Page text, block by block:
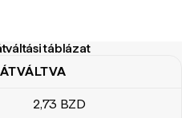
táblázat
táblázat
ÁTVÁLTVA
2,73 BZD